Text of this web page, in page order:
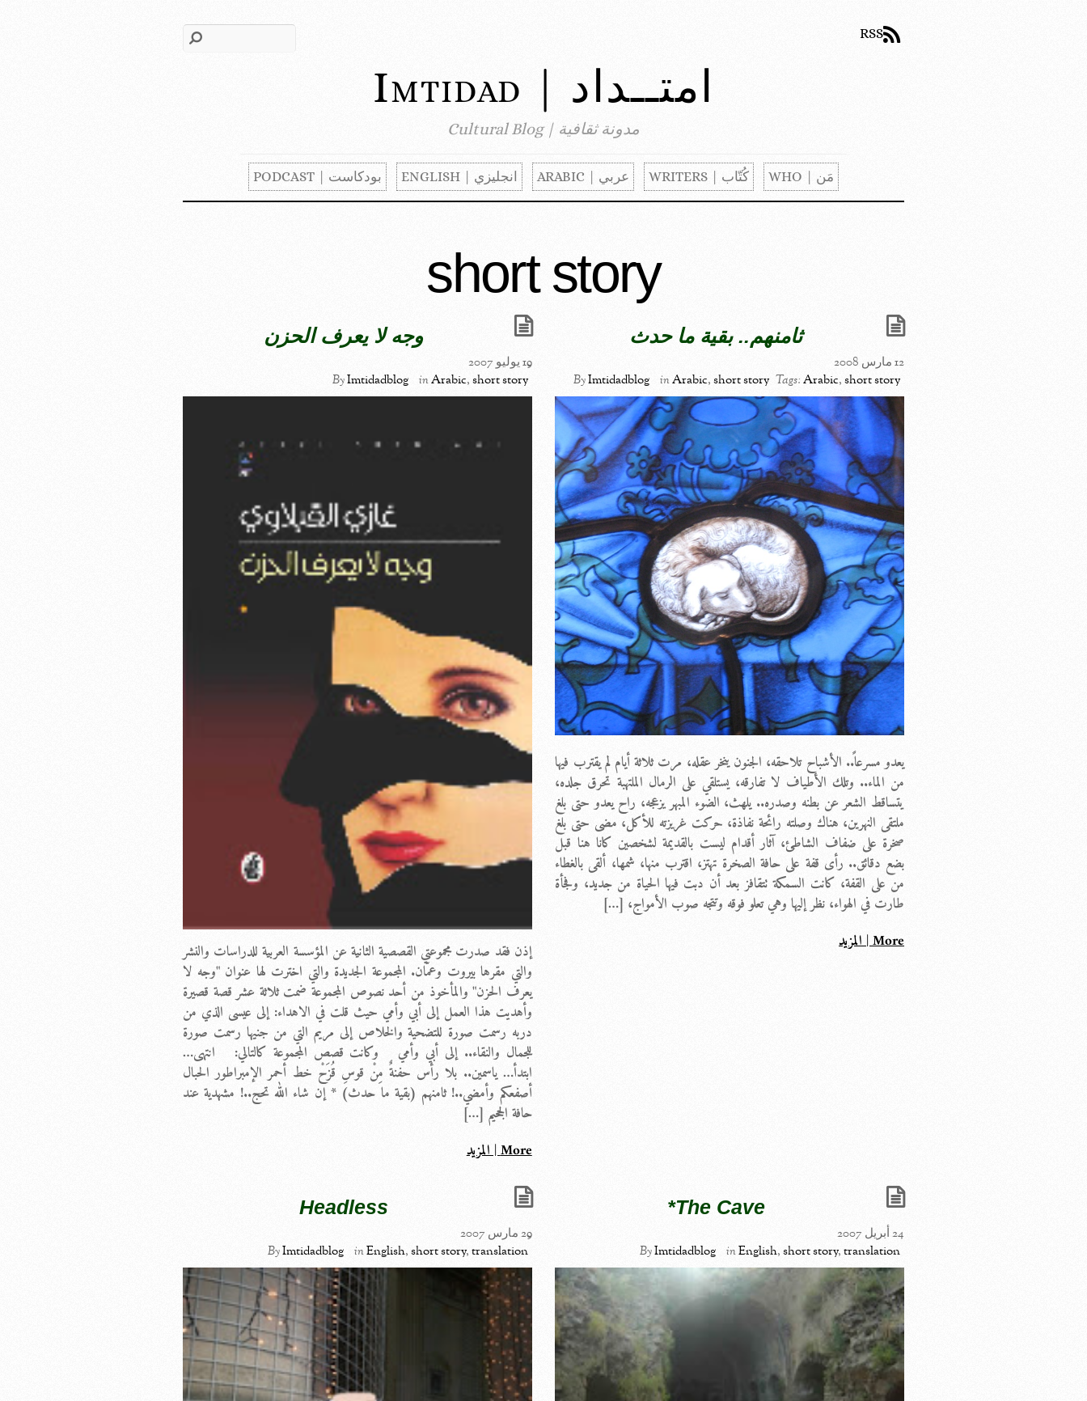
امتــداد | Imtidad
مدونة ثقافية | Cultural Blog
RSS
مَن | WHO كُتّاب | WRITERS عربي | ARABIC انجليزي | ENGLISH بودكاست | PODCAST
short story
ثامنهم.. بقية ما حدث
12 مارس 2008
ByImtidadblog inArabic,short story Tags:Arabic,short story
يعدو مسرعاً.. الأشباح تلاحقه، الجنون ينخر عقله، مرت ثلاثة أيام لم يقترب فيها
من الماء.. وتلك الأطياف لا تفارقه، يستلقي على الرمال الملتهبة تحرق جلده،
يتساقط الشعر عن بطنه وصدره.. يلهث، الضوء المبهر يزعجه، راح يعدو حتى بلغ
ملتقى النهرين، هناك وصلته رائحة نفاذة، حركت غريزته للأكل، مضى حتى بلغ
صخرة على ضفاف الشاطئ، آثار أقدام ليست بالقديمة لشخصين كانا هنا قبل
بضع دقائق.. رأى قفة على حافة الصخرة تهتز، اقترب منها، شمها، ألقى بالغطاء
من على القفة، كانت السمكة تتقافز بعد أن دبت فيها الحياة من جديد، وفجأة
طارت في الهواء، نظر إليها وهي تعلو فوقه وتتجه صوب الأمواج، […]
More | المزيد
وجه لا يعرف الحزن
19 يوليو 2007
ByImtidadblog inArabic,short story
إذن فقد صدرت مجموعتي القصصية الثانية عن المؤسسة العربية للدراسات والنشر
والتي مقرها بيروت وعمّان. المجموعة الجديدة والتي اخترت لها عنوان "وجه لا
يعرف الحزن" والمأخوذ من أحد نصوص المجموعة ضمت ثلاثة عشر قصة قصيرة
وأهديت هذا العمل إلى أبي وأمي حيث قلت في الاهداء: إلى عيسى الذي من
دربه رسمت صورة للتضحية والخلاص إلى مريم التي من جنيها رسمت صورة
للجمال والنقاء.. إلى أبي وأمي وكانت قصص المجموعة كالتالي: انتهى…
ابتدأ… ياسمين.. بلا رأس حفنةٌ مِنْ قوسِ قُزَحْ خط أحمر الإمبراطور الحبال
أصفعكم وأمضي..! ثامنهم (بقية ما حدث) * إن شاء الله تحج..! مشهدية عند
حافة الجحيم […]
More | المزيد
The Cave*
24 أبريل 2007
ByImtidadblog inEnglish,short story,translation
Headless
29 مارس 2007
ByImtidadblog inEnglish,short story,translation